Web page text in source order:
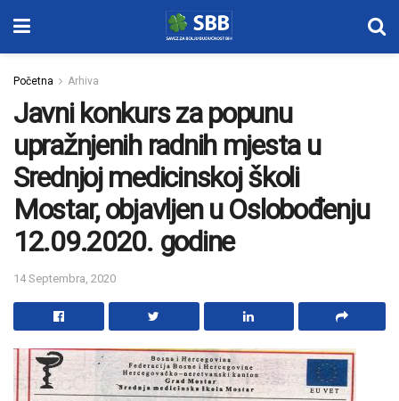
Početna Arhiva
Javni konkurs za popunu
upražnjenih radnih mjesta u
Srednjoj medicinskoj školi
Mostar, objavljen u Oslobođenju
12.09.2020. godine
14 Septembra, 2020